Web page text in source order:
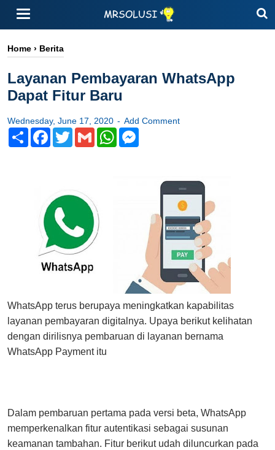
Home › Berita
Layanan Pembayaran WhatsApp
Dapat Fitur Baru
Wednesday, June 17, 2020
Add Comment
Share Facebook
TwitterGmail WhatsApp
WhatsApp terus berupaya meningkatkan kapabilitas
layanan pembayaran digitalnya. Upaya berikut kelihatan
dengan dirilisnya pembaruan di layanan bernama
WhatsApp Payment itu
Dalam pembaruan pertama pada versi beta, WhatsApp
memperkenalkan fitur autentikasi sebagai susunan
keamanan tambahan. Fitur berikut udah diluncurkan pada